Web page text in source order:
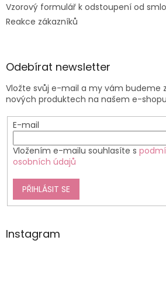
Vzorový formulář k odstoupení od
Reakce zákazníků
Odebírat newsletter
Vložte svůj e-mail a my vám budeme
nových produktech na našem e-
E-mail
Vložením e-mailu souhlasíte s
osobních údajů
PŘIHLÁSIT SE
Instagram